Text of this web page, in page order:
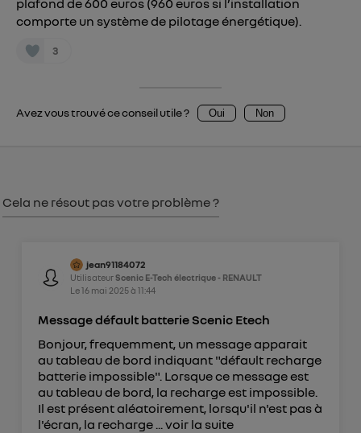
plafond de 600 euros (960 euros si l’installation
comporte un système de pilotage énergétique).
3
Avez vous trouvé ce conseil utile ? Oui Non
Cela ne résout pas votre problème ?
jean91184072
UtilisateurScenic E-Tech électrique - RENAULT
Le16 mai 2025à 11:44
Message défault batterie Scenic Etech
Bonjour, frequemment, un message apparait
au tableau de bord indiquant "défault recharge
batterie impossible". Lorsque ce message est
au tableau de bord, la recharge est impossible.
Il est présent aléatoirement, lorsqu'il n'est pas à
l'écran, la recharge ... voir la suite
consentement surle portail d’Utiq("